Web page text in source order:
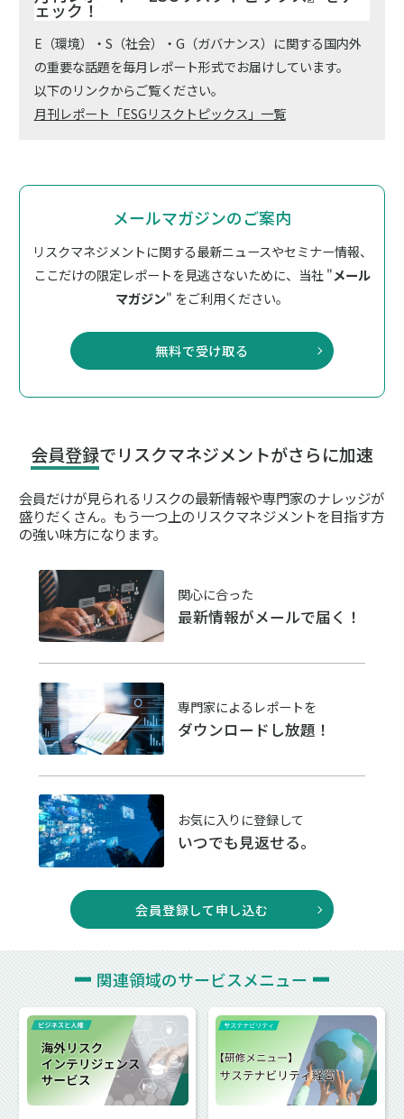
ェック！
E（環境）・S（社会）・G（ガバナンス）に関する国内外
の重要な話題を毎月レポート形式でお届けしています。
以下のリンクからご覧ください。
月刊レポート「ESGリスクトピックス」一覧
メールマガジンのご案内
リスクマネジメントに関する最新ニュースやセミナー情報、
ここだけの限定レポートを見逃さないために、 当社 "メール
マガジン" をご利用ください。
無料で受け取る
会員登録でリスクマネジメントがさらに加速
会員だけが見られるリスクの最新情報や専門家のナレッジが
盛りだくさん。 もう一つ上のリスクマネジメントを目指す方
の強い味方になります。
関心に合った
最新情報がメールで届く！
専門家によるレポートを
ダウンロードし放題！
お気に入りに登録して
いつでも見返せる。
会員登録して申し込む
関連領域のサービスメニュー